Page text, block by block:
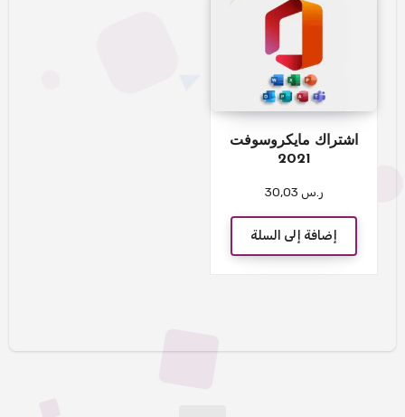
اشتراك مايكروسوفت
2021
ر.س
إضافة إلى السلة